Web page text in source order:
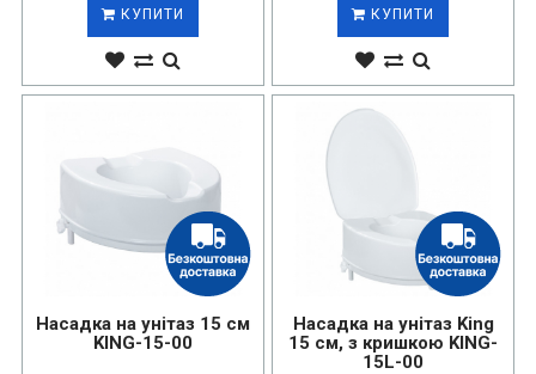
КУПИТИ КУПИТИ
Насадка на унітаз 15 см
KING-15-00
Насадка на унітаз King
15 см, з кришкою KING-
15L-00